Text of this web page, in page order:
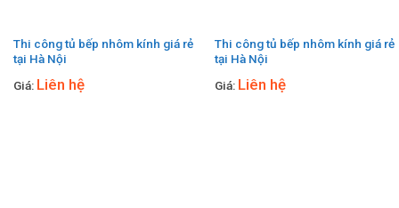
Thi công tủ bếp nhôm kính giá rẻ
tại Hà Nội
Giá: Liên hệ
Thi công tủ bếp nhôm kính giá rẻ
tại Hà Nội
Giá: Liên hệ